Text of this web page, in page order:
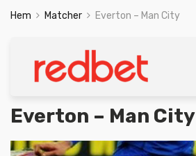
Hem Matcher Everton – Man City
Everton – Man City